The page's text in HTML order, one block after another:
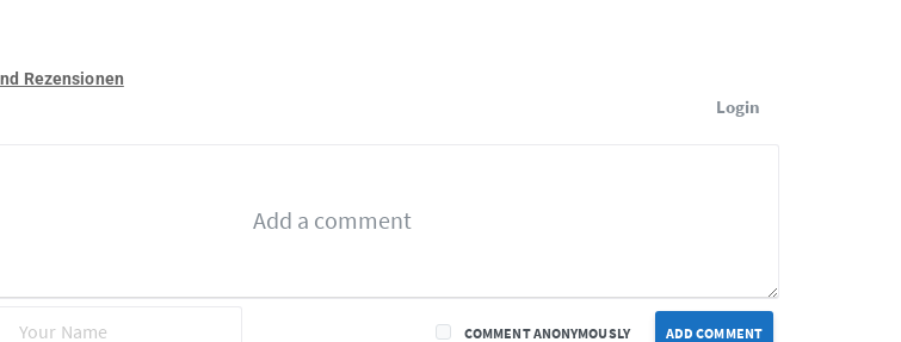
Rezensionen
Login
ADD COMMENT
COMMENT ANONYMOUSLY